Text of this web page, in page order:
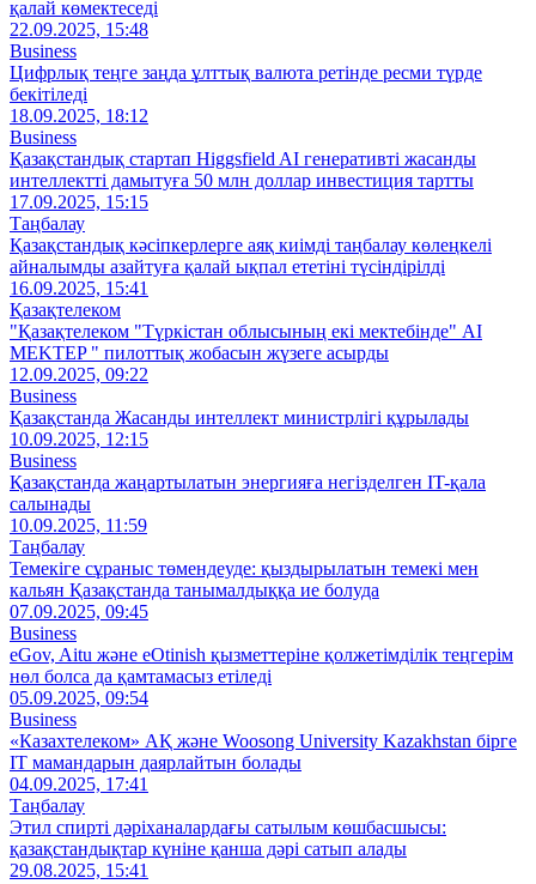
қалай көмектеседі
22.09.2025, 15:48
Business
Цифрлық теңге заңда ұлттық валюта ретінде ресми түрде
бекітіледі
18.09.2025, 18:12
Business
Қазақстандық стартап Higgsfield AI генеративті жасанды
интеллектті дамытуға 50 млн доллар инвестиция тартты
17.09.2025, 15:15
Таңбалау
Қазақстандық кәсіпкерлерге аяқ киімді таңбалау көлеңкелі
айналымды азайтуға қалай ықпал ететіні түсіндірілді
16.09.2025, 15:41
Қазақтелеком
"Қазақтелеком "Түркістан облысының екі мектебінде" AI
MEKTEP " пилоттық жобасын жүзеге асырды
12.09.2025, 09:22
Business
Қазақстанда Жасанды интеллект министрлігі құрылады
10.09.2025, 12:15
Business
Қазақстанда жаңартылатын энергияға негізделген IT-қала
салынады
10.09.2025, 11:59
Таңбалау
Темекіге сұраныс төмендеуде: қыздырылатын темекі мен
кальян Қазақстанда танымалдыққа ие болуда
07.09.2025, 09:45
Business
eGov, Aitu және eOtinish қызметтеріне қолжетімділік теңгерім
нөл болса да қамтамасыз етіледі
05.09.2025, 09:54
Business
«Казахтелеком» АҚ және Woosong University Kazakhstan бірге
IT мамандарын даярлайтын болады
04.09.2025, 17:41
Таңбалау
Этил спирті дәріханалардағы сатылым көшбасшысы:
қазақстандықтар күніне қанша дәрі сатып алады
29.08.2025, 15:41